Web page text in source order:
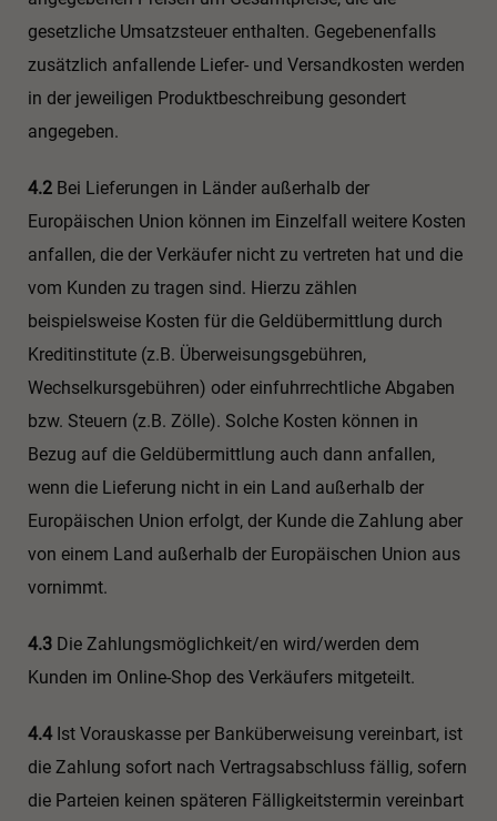
gesetzliche Umsatzsteuer enthalten. Gegebenenfalls
zusätzlich anfallende Liefer- und Versandkosten werden
in der jeweiligen Produktbeschreibung gesondert
angegeben.
4.2 Bei Lieferungen in Länder außerhalb der
Europäischen Union können im Einzelfall weitere Kosten
anfallen, die der Verkäufer nicht zu vertreten hat und die
vom Kunden zu tragen sind. Hierzu zählen
beispielsweise Kosten für die Geldübermittlung durch
Kreditinstitute (z.B. Überweisungsgebühren,
Wechselkursgebühren) oder einfuhrrechtliche Abgaben
bzw. Steuern (z.B. Zölle). Solche Kosten können in
Bezug auf die Geldübermittlung auch dann anfallen,
wenn die Lieferung nicht in ein Land außerhalb der
Europäischen Union erfolgt, der Kunde die Zahlung aber
von einem Land außerhalb der Europäischen Union aus
vornimmt.
4.3 Die Zahlungsmöglichkeit/en wird/werden dem
Kunden im Online-Shop des Verkäufers mitgeteilt.
4.4Ist Vorauskasse per Banküberweisung vereinbart, ist
die Zahlung sofort nach Vertragsabschluss fällig, sofern
die Parteien keinen späteren Fälligkeitstermin vereinbart